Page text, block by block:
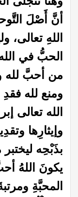
أنَّ أَصْلَ
اللهِ تعالى،
الحبُّ في
من أحبَّ لله
ومنع لله فقدِ
الله تعالى
وإيثارِها
بذَبْحِه
يكونَ اللهُ
المحبَّةِ